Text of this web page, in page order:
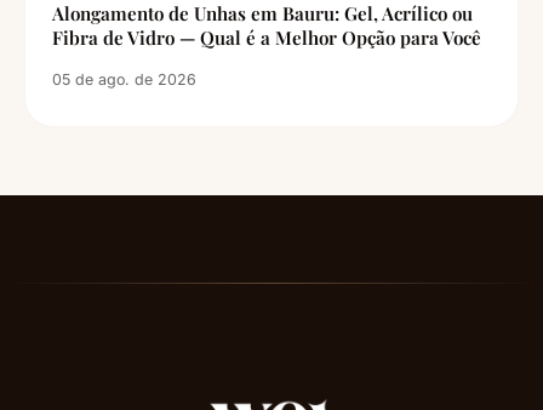
Alongamento de Unhas em Bauru: Gel, Acrílico ou
Fibra de Vidro — Qual é a Melhor Opção para Você
05 de ago. de 2026